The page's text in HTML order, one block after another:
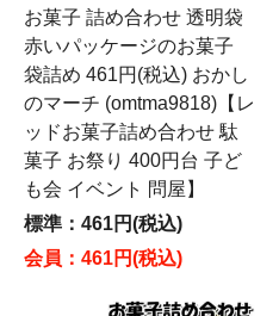
お菓子 詰め合わせ 透明袋
赤いパッケージのお菓子
袋詰め 461円(税込) おかし
のマーチ (omtma9818)【レ
ッドお菓子詰め合わせ 駄
菓子 お祭り 400円台 子ど
も会 イベント 問屋】
標準：461円(税込)
会員：461円(税込)